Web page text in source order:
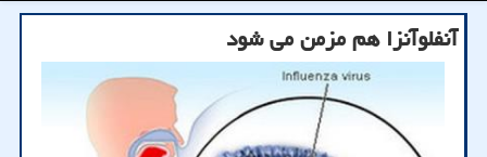
آنفلوآنزا هم مزمن می شود